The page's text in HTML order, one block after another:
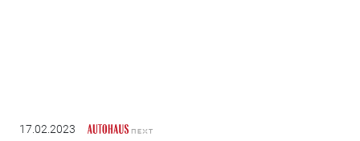
17.02.2023